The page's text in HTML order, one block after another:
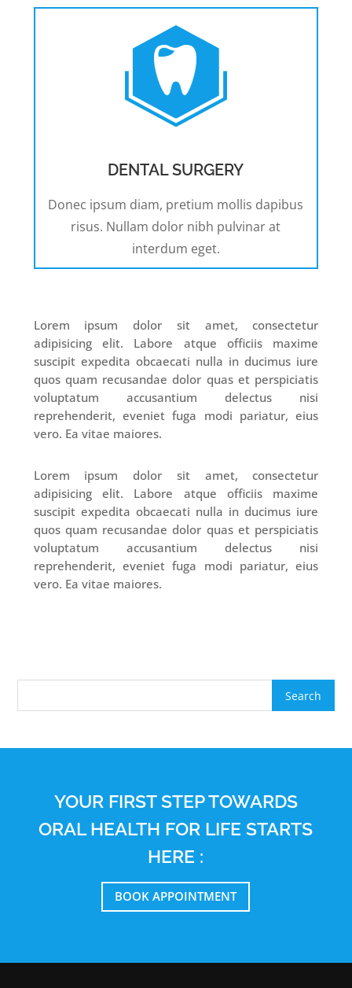
DENTAL SURGERY
Donec ipsum diam, pretium mollis dapibus
risus. Nullam dolor nibh pulvinar at
interdum eget.
Lorem ipsum dolor sit amet, consectetur
adipisicing elit. Labore atque officiis maxime
suscipit expedita obcaecati nulla in ducimus iure
quos quam recusandae dolor quas et perspiciatis
voluptatum accusantium delectus nisi
reprehenderit, eveniet fuga modi pariatur, eius
vero. Ea vitae maiores.
Lorem ipsum dolor sit amet, consectetur
adipisicing elit. Labore atque officiis maxime
suscipit expedita obcaecati nulla in ducimus iure
quos quam recusandae dolor quas et perspiciatis
voluptatum accusantium delectus nisi
reprehenderit, eveniet fuga modi pariatur, eius
vero. Ea vitae maiores.
YOUR FIRST STEP TOWARDS
ORAL HEALTH FOR LIFE STARTS
HERE :
BOOK APPOINTMENT